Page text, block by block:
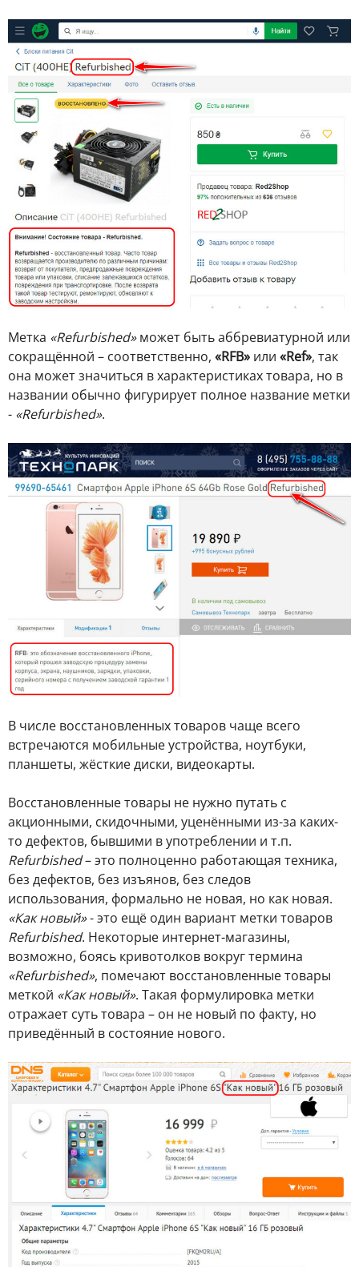
Метка «Refurbished»может быть аббревиатурной или
сокращённой – соответственно, «RFB» или «Ref», так
она может значиться в характеристиках товара, но в
названии обычно фигурирует полное название метки
- «Refurbished».
В числе восстановленных товаров чаще всего
встречаются мобильные устройства, ноутбуки,
планшеты, жёсткие диски, видеокарты.
Восстановленные товары не нужно путать с
акционными, скидочными, уценёнными из-за каких-
то дефектов, бывшими в употреблении и т.п.
Refurbished– это полноценно работающая техника,
без дефектов, без изъянов, без следов
использования, формально не новая, но как новая.
«Как новый»- это ещё один вариант метки товаров
Refurbished. Некоторые интернет-магазины,
возможно, боясь кривотолков вокруг термина
«Refurbished», помечают восстановленные товары
меткой «Как новый». Такая формулировка метки
отражает суть товара – он не новый по факту, но
приведённый в состояние нового.